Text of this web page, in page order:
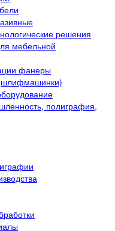
решения
мебельной
фанеры
полиграфия,